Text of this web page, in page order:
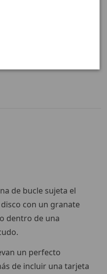
de bucle sujeta el
con un granate
dentro de una
un perfecto
de incluir una tarjeta